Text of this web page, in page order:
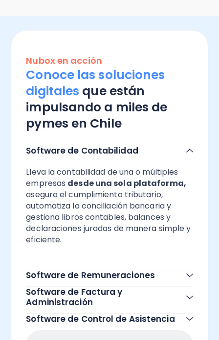
Nubox en acción
Conoce las soluciones
digitales que están
impulsando a miles de
pymes en Chile
Software de Contabilidad
Lleva la contabilidad de una o múltiples
empresas desde una sola plataforma,
asegura el cumplimiento tributario,
automatiza la conciliación bancaria y
gestiona libros contables, balances y
declaraciones juradas de manera simple y
eficiente.
Software de Remuneraciones
Software de Factura y
Administración
Software de Control de Asistencia